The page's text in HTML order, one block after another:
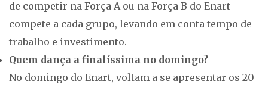
de competir na Força A ou na Força B do Enart
compete a cada grupo, levando em conta tempo de
trabalho e investimento.
Quem dança a finalíssima no domingo?
No domingo do Enart, voltam a se apresentar os 20